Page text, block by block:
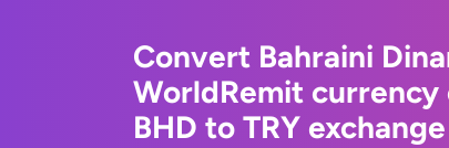
Convert Bahraini
WorldRemit
BHD to TRY